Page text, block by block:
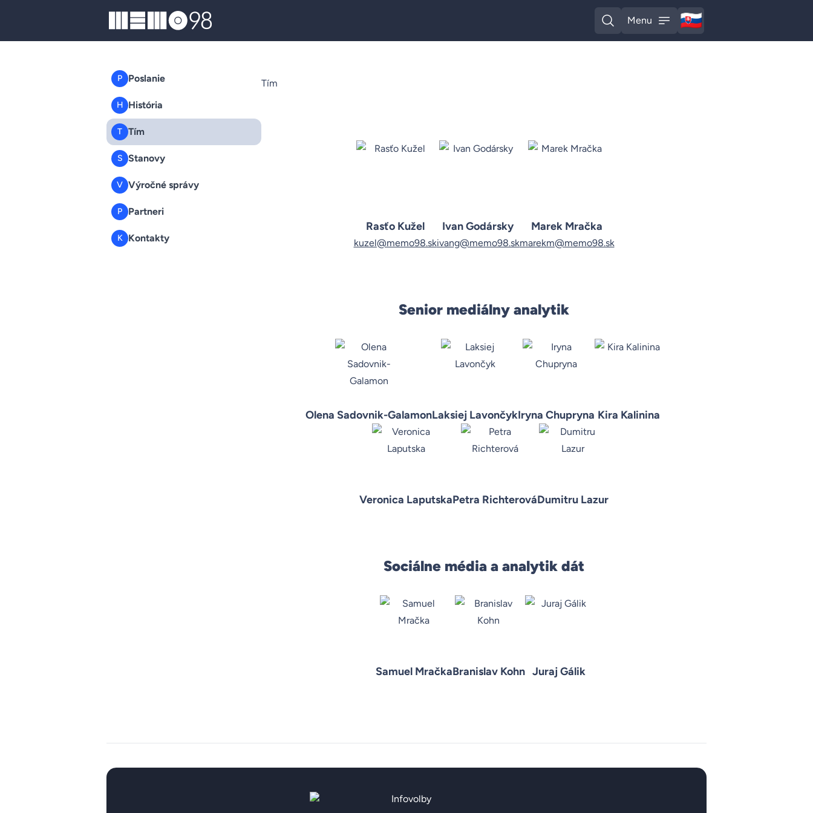
MEMO98
Open search
Menu
Open menu
🇸🇰
Slovak
P Poslanie
H História
T Tím
S Stanovy
V Výročné správy
P Partneri
K Kontakty
Tím
Rasťo Kužel
kuzel@memo98.sk
Ivan Godársky
ivang@memo98.sk
Marek Mračka
marekm@memo98.sk
Senior mediálny analytik
Olena Sadovnik-GalamonLaksiej LavončykIryna Chupryna Kira Kalinina
Veronica LaputskaPetra RichterováDumitru Lazur
Sociálne média a analytik dát
Samuel MračkaBranislav Kohn Juraj Gálik